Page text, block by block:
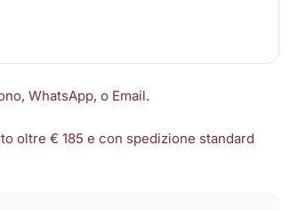
WhatsApp, o Email.
oltre € 185 e con spedizione standard